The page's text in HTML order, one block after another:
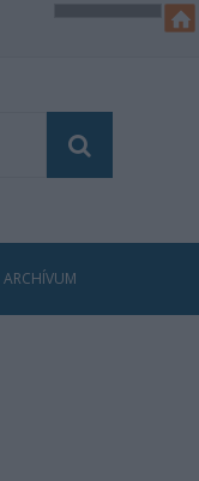
ARCHÍVUM